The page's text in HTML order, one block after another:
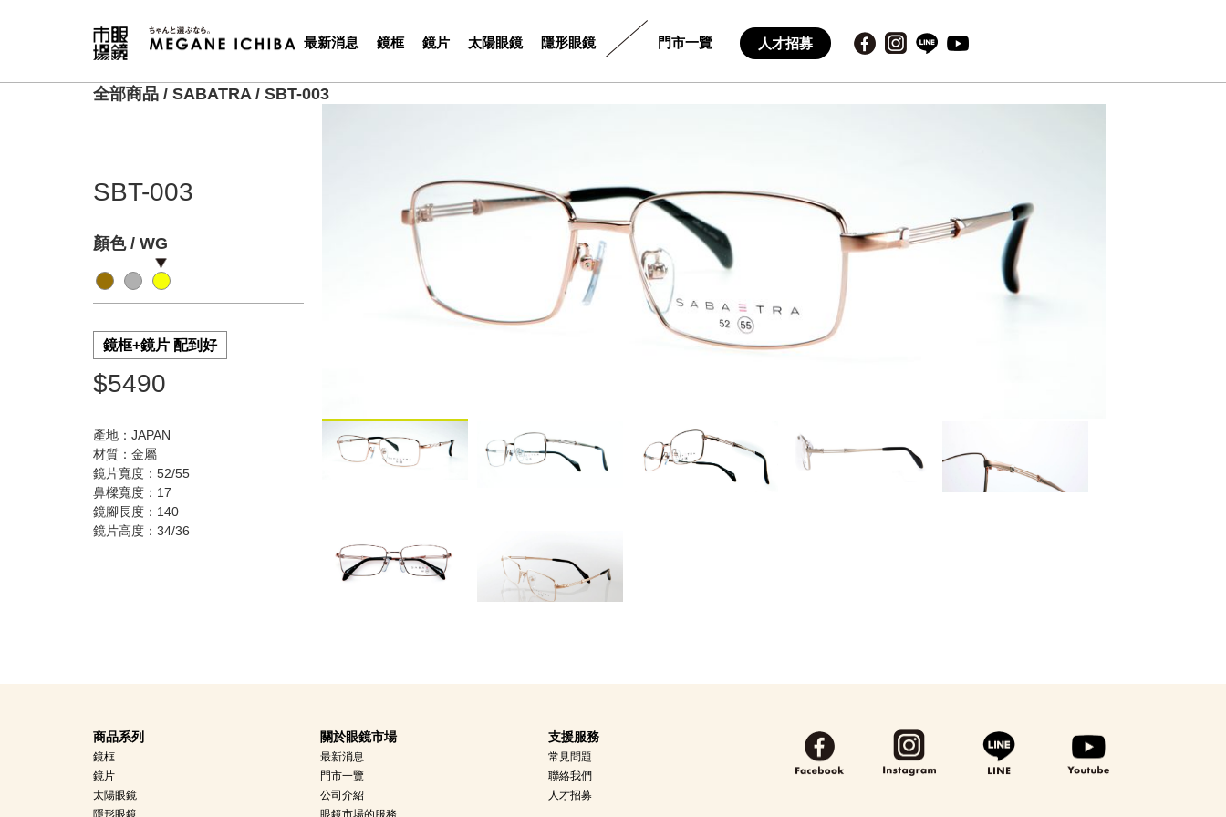
最新消息 鏡框 鏡片 太陽眼鏡 隱形眼鏡 門市一覽 人才招募
全部商品 / SABATRA/ SBT-003
SBT-003
顏色 / WG
鏡框+鏡片 配到好
$5490
產地：JAPAN
材質：金屬
鏡片寬度：52/55
鼻樑寬度：17
鏡腳長度：140
鏡片高度：34/36
商品系列
鏡框
鏡片
太陽眼鏡
隱形眼鏡
關於眼鏡市場
最新消息
門市一覽
公司介紹
眼鏡市場的服務
支援服務
常見問題
聯絡我們
人才招募